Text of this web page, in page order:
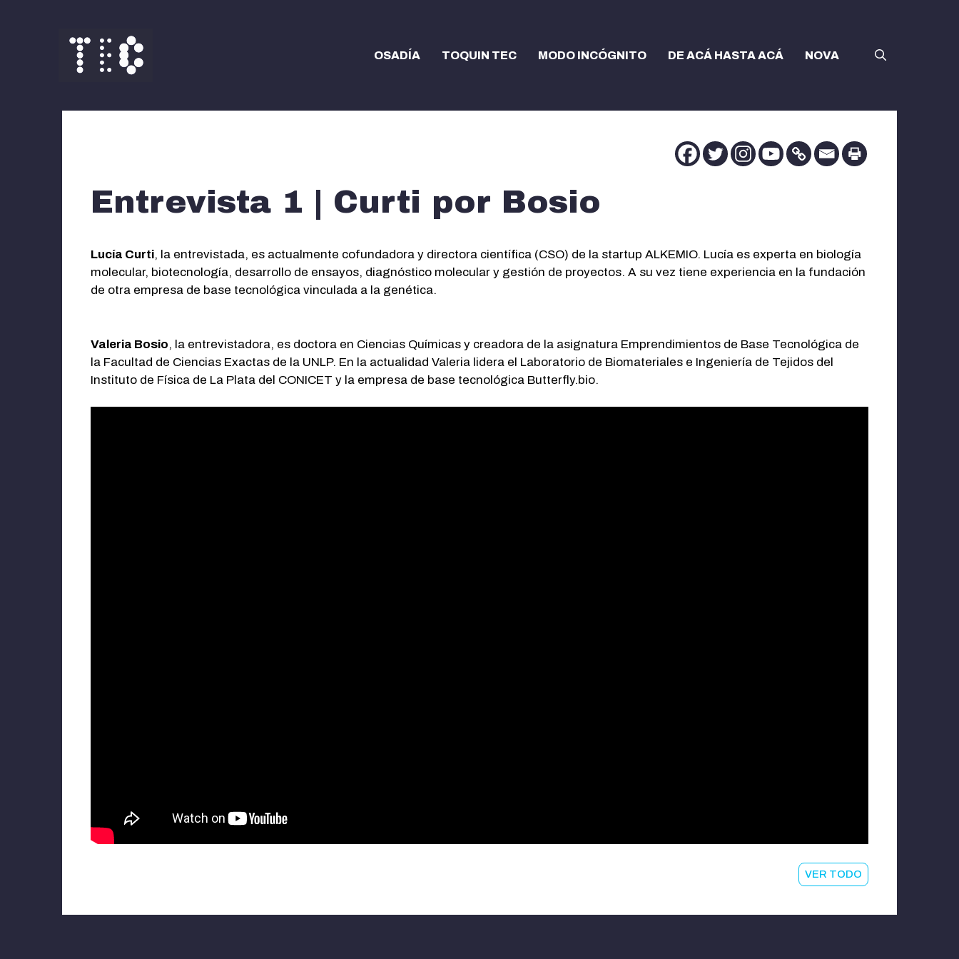
OSADÍA TOQUIN TEC MODO INCÓGNITO DE ACÁ HASTA ACÁ NOVA
Entrevista 1 | Curti por Bosio
Lucía Curti, la entrevistada, es actualmente cofundadora y directora científica (CSO) de la startup ALKEMIO. Lucía es experta en biología
molecular, biotecnología, desarrollo de ensayos, diagnóstico molecular y gestión de proyectos. A su vez tiene experiencia en la fundación
de otra empresa de base tecnológica vinculada a la genética.
Valeria Bosio, la entrevistadora, es doctora en Ciencias Químicas y creadora de la asignatura Emprendimientos de Base Tecnológica de
la Facultad de Ciencias Exactas de la UNLP. En la actualidad Valeria lidera el Laboratorio de Biomateriales e Ingeniería de Tejidos del
Instituto de Física de La Plata del CONICET y la empresa de base tecnológica Butterfly.bio.
VER TODO